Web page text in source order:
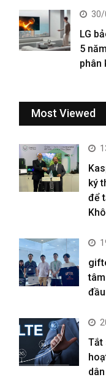
LG
5
phân
Most Viewed
ký
để
Tắt